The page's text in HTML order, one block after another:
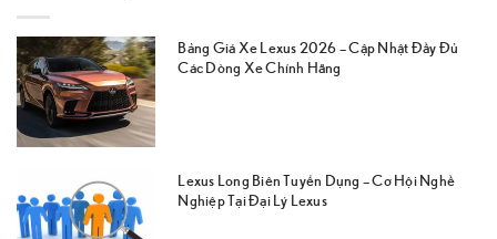
Bảng Giá Xe Lexus 2026 – Cập Nhật Đầy Đủ
Các Dòng Xe Chính Hãng
Lexus Long Biên Tuyển Dụng – Cơ Hội Nghề
Nghiệp Tại Đại Lý Lexus